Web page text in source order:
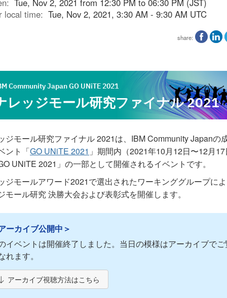
Tue, Nov 2, 2021 from 12:30 PM to 06:30 PM (JST)
local time: Tue, Nov 2, 2021, 3:30 AM - 9:30 AM UTC
share:
Community Japan GO UNiTE 2021
レッジモール研究ファイナル 2021
ジモール研究ファイナル 2021は、IBM Community Japanの
ント「GO UNiTE 2021 」期間内（2021年10月12日〜12月
UNiTE 2021」の一部として開催されるイベントです。
ジモールアワード2021で選出されたワーキンググループに
モール研究 決勝大会および表彰式を開催します。
ーカイブ公開中＞
イベントは開催終了しました。当日の模様はアーカイブでご
れます。
アーカイブ視聴方法はこちら